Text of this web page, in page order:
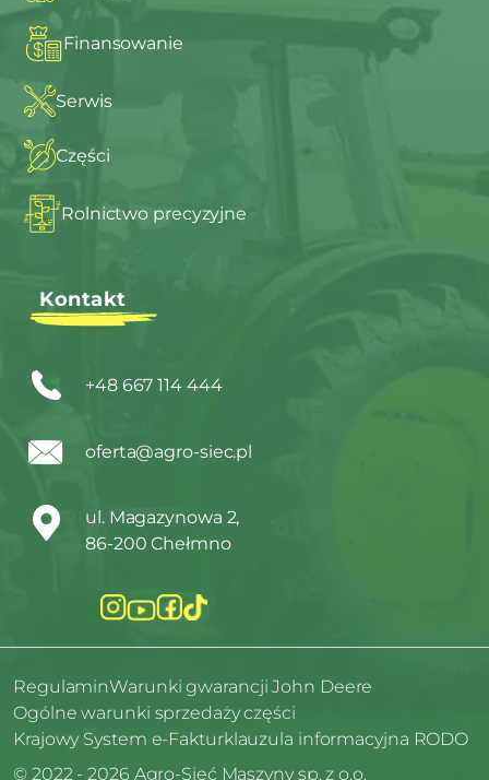
Finansowanie
Serwis
Części
Rolnictwo precyzyjne
Kontakt
+48 667 114 444
oferta@agro-siec.pl
ul. Magazynowa 2,
86-200 Chełmno
RegulaminWarunki gwarancji John Deere
Ogólne warunki sprzedaży części
Krajowy System e-Fakturklauzula informacyjna RODO
© 2022 - 2026 Agro-Sieć Maszyny sp. z o.o.